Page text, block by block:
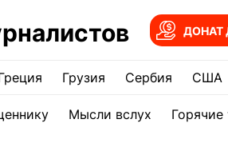
ДОНАТ
Грузия Сербия США
Мысли вслух Горячие